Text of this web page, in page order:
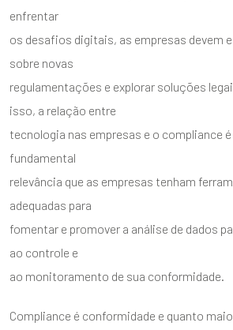
enfrentar
os desafios digitais, as empresas devem
sobre novas
regulamentações e explorar soluções
isso, a relação entre
tecnologia nas empresas e o compliance
fundamental
relevância que as empresas tenham
adequadas para
fomentar e promover a análise de dados
ao controle e
ao monitoramento de sua conformidade.
Compliance é conformidade e quanto